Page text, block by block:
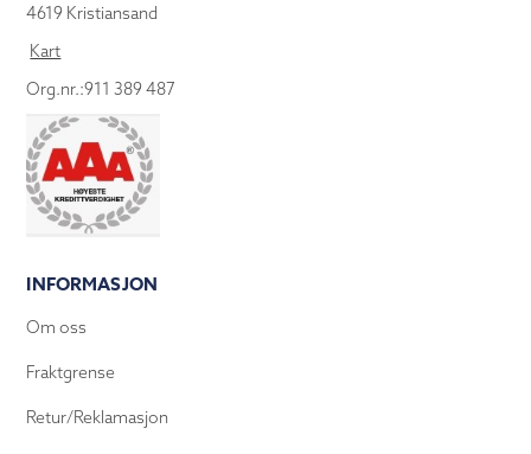
4619 Kristiansand
Kart
Org.nr.:911 389 487
INFORMASJON
Om oss
Fraktgrense
Retur/Reklamasjon